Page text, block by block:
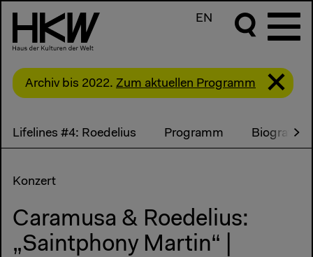
EN
Archiv bis 2022. Zum aktuellen Programm
Lifelines #4: Roedelius Programm Biografien
Konzert
Caramusa & Roedelius:
„Saintphony Martin“ |